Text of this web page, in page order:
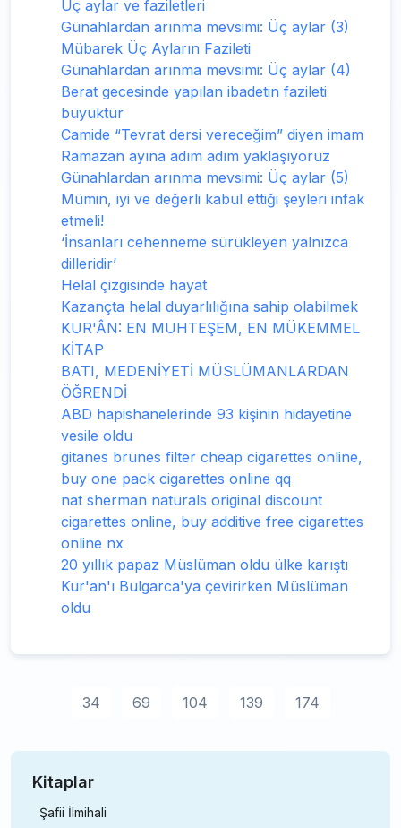
Üç aylar ve faziletleri
Günahlardan arınma mevsimi: Üç aylar (3)
Mübarek Üç Ayların Fazileti
Günahlardan arınma mevsimi: Üç aylar (4)
Berat gecesinde yapılan ibadetin fazileti
büyüktür
Camide “Tevrat dersi vereceğim” diyen imam
Ramazan ayına adım adım yaklaşıyoruz
Günahlardan arınma mevsimi: Üç aylar (5)
Mümin, iyi ve değerli kabul ettiği şeyleri infak
etmeli!
‘İnsanları cehenneme sürükleyen yalnızca
dilleridir’
Helal çizgisinde hayat
Kazançta helal duyarlılığına sahip olabilmek
KUR'ÂN: EN MUHTEŞEM, EN MÜKEMMEL
KİTAP
BATI, MEDENİYETİ MÜSLÜMANLARDAN
ÖĞRENDİ
ABD hapishanelerinde 93 kişinin hidayetine
vesile oldu
gitanes brunes filter cheap cigarettes online,
buy one pack cigarettes online qq
nat sherman naturals original discount
cigarettes online, buy additive free cigarettes
online nx
20 yıllık papaz Müslüman oldu ülke karıştı
Kur'an'ı Bulgarca'ya çevirirken Müslüman
oldu
34 69 104 139 174
Kitaplar
Şafii İlmihali